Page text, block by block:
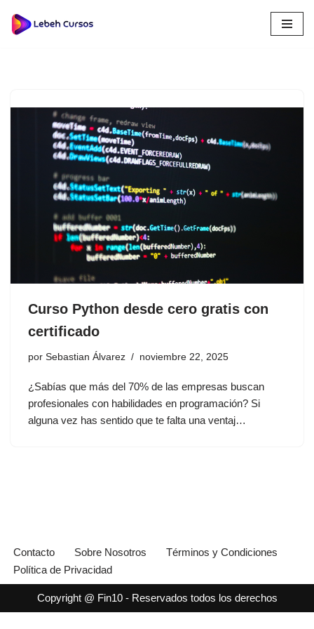
Saltar
Curso Python desde cero gratis con
certificado
por Sebastian Álvarez noviembre 22, 2025
¿Sabías que más del 70% de las empresas buscan
profesionales con habilidades en programación? Si
alguna vez has sentido que te falta una ventaj…
Contacto Sobre Nosotros
Términos y Condiciones
Política de Privacidad
Copyright @ Fin10 - Reservados todos los derechos